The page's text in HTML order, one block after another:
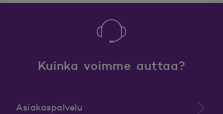
Kuinka voimme auttaa?
Asiakaspalvelu